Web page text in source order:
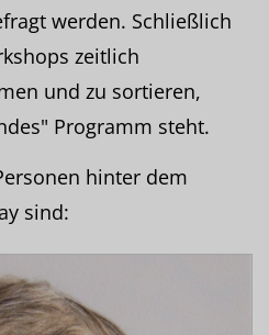
werden. Schließlich
zeitlich
und zu sortieren,
Programm steht.
hinter dem
sind: